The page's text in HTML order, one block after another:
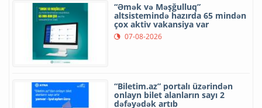
“Əmək və Məşğulluq”
altsistemində hazırda 65 mindən
çox aktiv vakansiya var
07-08-2026
“Biletim.az” portalı üzərindən
onlayn bilet alanların sayı 2
dəfəyədək artıb